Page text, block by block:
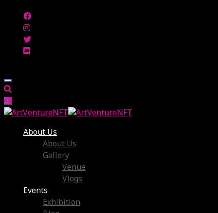
About Us
About Us
Gallery
Venue
Vlogs
Events
Exhibition